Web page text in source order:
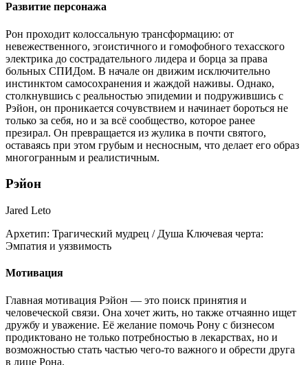
Развитие персонажа
Рон проходит колоссальную трансформацию: от
невежественного, эгоистичного и гомофобного техасского
электрика до сострадательного лидера и борца за права
больных СПИДом. В начале он движим исключительно
инстинктом самосохранения и жаждой наживы. Однако,
столкнувшись с реальностью эпидемии и подружившись с
Рэйон, он проникается сочувствием и начинает бороться не
только за себя, но и за всё сообщество, которое ранее
презирал. Он превращается из жулика в почти святого,
оставаясь при этом грубым и несносным, что делает его образ
многогранным и реалистичным.
Рэйон
Jared Leto
Архетип: Трагический мудрец / Душа Ключевая черта:
Эмпатия и уязвимость
Мотивация
Главная мотивация Рэйон — это поиск принятия и
человеческой связи. Она хочет жить, но также отчаянно ищет
дружбу и уважение. Её желание помочь Рону с бизнесом
продиктовано не только потребностью в лекарствах, но и
возможностью стать частью чего-то важного и обрести друга
в лице Рона.